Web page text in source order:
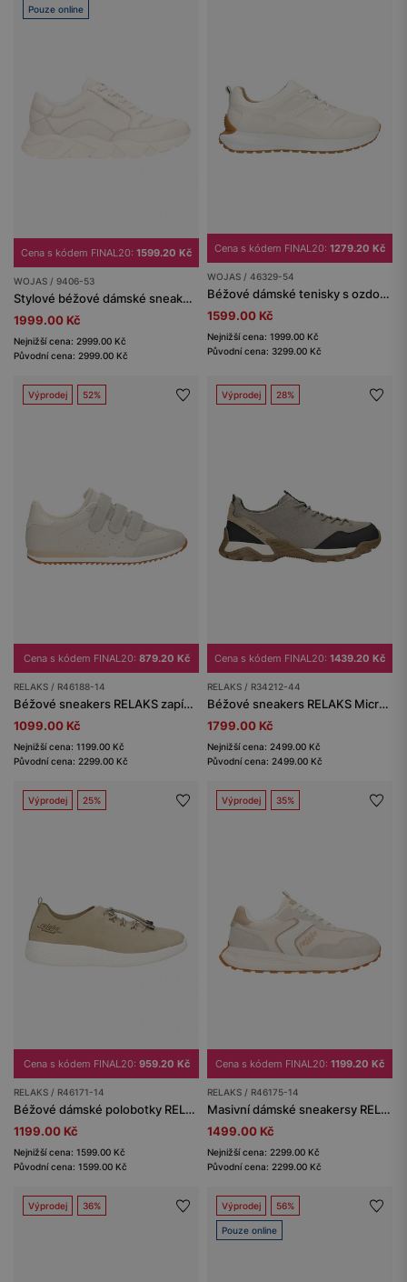
Pouze online
Cena s kódem FINAL20: 1599.20 Kč
WOJAS / 9406-53
Stylové béžové dámské sneakersy z přírodní kůže
1999.00 Kč
Nejnižší cena: 2999.00 Kč
Původní cena: 2999.00 Kč
Cena s kódem FINAL20: 1279.20 Kč
WOJAS / 46329-54
Béžové dámské tenisky s ozdobnými reliéfy
1599.00 Kč
Nejnižší cena: 1999.00 Kč
Původní cena: 3299.00 Kč
Výprodej 52%
Cena s kódem FINAL20: 879.20 Kč
RELAKS / R46188-14
Béžové sneakers RELAKS zapínané na suchý zip
1099.00 Kč
Nejnižší cena: 1199.00 Kč
Původní cena: 2299.00 Kč
Výprodej 28%
Cena s kódem FINAL20: 1439.20 Kč
RELAKS / R34212-44
Béžové sneakers RELAKS Micropolytex
1799.00 Kč
Nejnižší cena: 2499.00 Kč
Původní cena: 2499.00 Kč
Výprodej 25%
Cena s kódem FINAL20: 959.20 Kč
RELAKS / R46171-14
Béžové dámské polobotky RELAKS z materiálu MicroPOLYtex
1199.00 Kč
Nejnižší cena: 1599.00 Kč
Původní cena: 1599.00 Kč
Výprodej 35%
Cena s kódem FINAL20: 1199.20 Kč
RELAKS / R46175-14
Masivní dámské sneakersy RELAKS v béžovo-bílé barvě
1499.00 Kč
Nejnižší cena: 2299.00 Kč
Původní cena: 2299.00 Kč
Výprodej 36% Výprodej 56%
Pouze online